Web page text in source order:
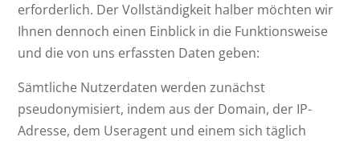
erforderlich. Der Vollständigkeit halber möchten wir
Ihnen dennoch einen Einblick in die Funktionsweise
und die von uns erfassten Daten geben:
Sämtliche Nutzerdaten werden zunächst
pseudonymisiert, indem aus der Domain, der IP-
Adresse, dem Useragent und einem sich täglich